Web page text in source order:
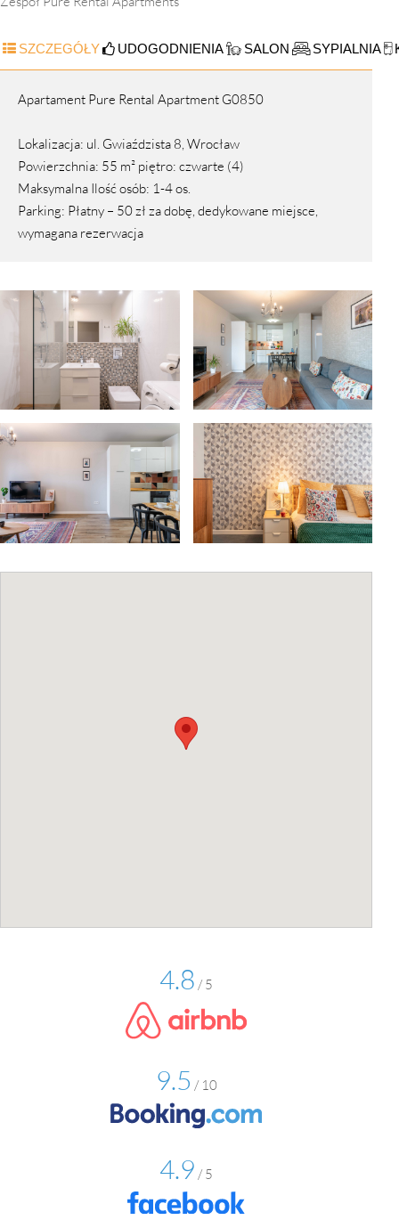
SZCZEGÓŁY UDOGODNIENIA SALON SYPIALNIA
Apartament Pure Rental Apartment G0850
Lokalizacja: ul. Gwiaździsta 8, Wrocław
Powierzchnia: 55 m² piętro: czwarte (4)
Maksymalna Ilość osób: 1-4 os.
Parking: Płatny – 50 zł za dobę, dedykowane miejsce,
wymagana rezerwacja
4.8 / 5
9.5 / 10
4.9 / 5